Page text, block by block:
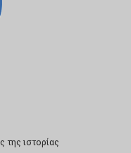
της ιστορίας